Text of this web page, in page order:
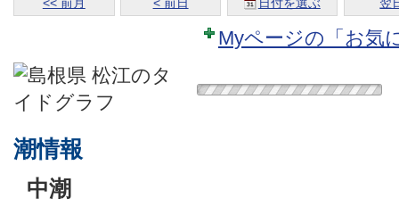
Myページの「お気
潮情報
中潮